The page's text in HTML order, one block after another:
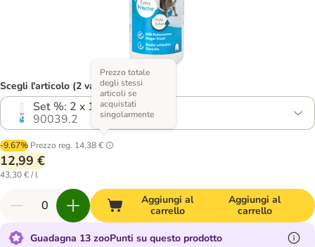
Scegli l'articolo (2 varianti)
Set %: 2 x 150 ml
90039.2
-9.67% Prezzo reg. 14,38 €
Prezzo totale
degli stessi
articoli se
acquistati
singolarmente
12,99 €
43,30 € / l
Aggiungi al
carrello
Aggiungi al
carrello
Guadagna 13 zooPunti su questo prodotto